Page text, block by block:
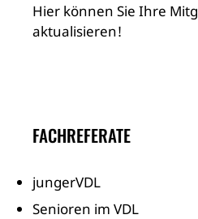
Hier können Sie Ihre
aktualisieren!
FACHREFERATE
jungerVDL
Senioren im VDL